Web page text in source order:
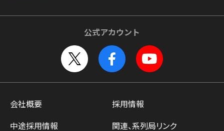
公式アカウント
会社概要
採用情報
中途採用情報
関連、系列局リンク